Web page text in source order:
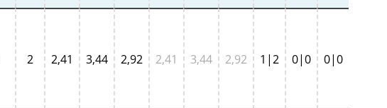
2 2,41 3,44 2,92 2,41 3,44 2,92 1|2 0|0 0|0